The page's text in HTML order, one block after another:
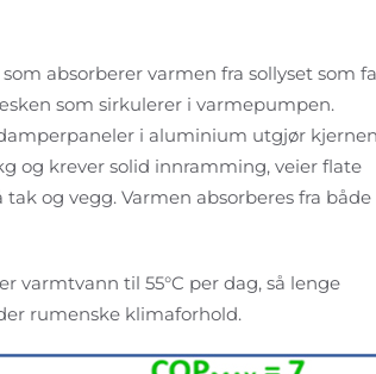
absorberer varmen fra sollyset som
som sirkulerer i varmepumpen.
i aluminium utgjør
og krever solid innramming, veier flate
og vegg. Varmen absorberes fra både
varmtvann til 55°C per dag, så lenge
rumenske klimaforhold.